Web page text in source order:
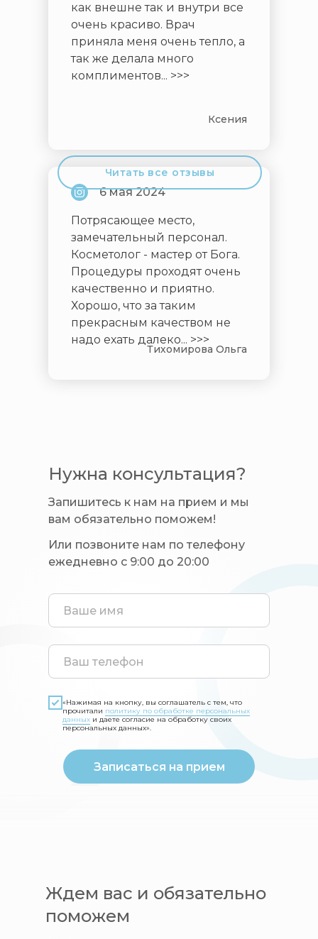
Тихомирова Ольга
6 мая 2024
Потрясающее место,
замечательный персонал.
Косметолог - мастер от Бога.
Процедуры проходят очень
качественно и приятно.
Хорошо, что за таким
прекрасным качеством не
надо ехать далеко... >>>
Читать все отзывы
Ксения
как внешне так и внутри все
очень красиво. Врач
приняла меня очень тепло, а
так же делала много
комплиментов... >>>
Нужна консультация?
Запишитесь к нам на прием и мы
вам обязательно поможем!
Или позвоните нам по телефону
ежедневно с 9:00 до 20:00
«Нажимая на кнопку, вы соглашатель с тем, что
прочитали политику по обработке персональных
данных и даете согласие на обработку своих
персональных данных».
Записаться на прием
Ждем вас и обязательно
поможем